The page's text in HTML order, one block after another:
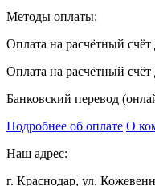
Методы оплаты:
Оплата на расчётный
Оплата на расчётный
Банковский перевод
Подробнее об оплате О
Наш адрес:
г. Краснодар, ул.